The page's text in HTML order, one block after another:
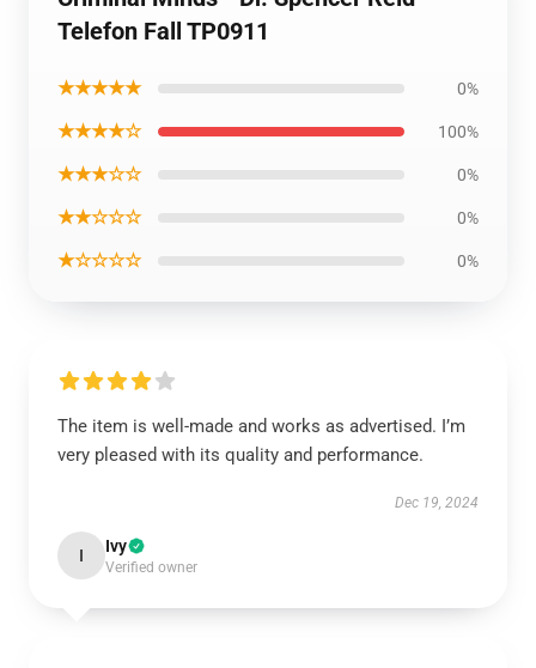
Telefon Fall TP0911
★★★★★ 0%
★★★★☆ 100%
★★★☆☆ 0%
★★☆☆☆ 0%
★☆☆☆☆ 0%
The item is well-made and works as advertised. I’m
very pleased with its quality and performance.
Dec 19, 2024
I Ivy
Verified owner